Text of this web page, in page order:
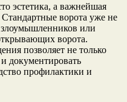
эстетика, а важнейшая
ворота уже не
злоумышленников или
ворота.
позволяет не только
документировать
профилактики и